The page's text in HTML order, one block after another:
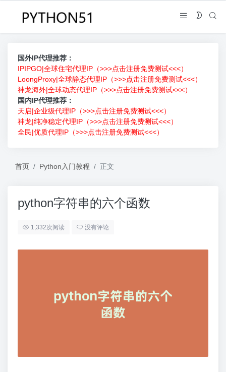
国外IP代理推荐：
IPIPGO|全球住宅代理IP（>>>点击注册免费测试<<<）
LoongProxy|全球静态代理IP（>>>点击注册免费测试<<<）
神龙海外|全球动态代理IP（>>>点击注册免费测试<<<）
国内IP代理推荐：
天启|企业级代理IP（>>>点击注册免费测试<<<）
神龙|纯净稳定代理IP（>>>点击注册免费测试<<<）
全民|优质代理IP（>>>点击注册免费测试<<<）
首页 Python入门教程 正文
python字符串的六个函数
1,332次阅读 没有评论